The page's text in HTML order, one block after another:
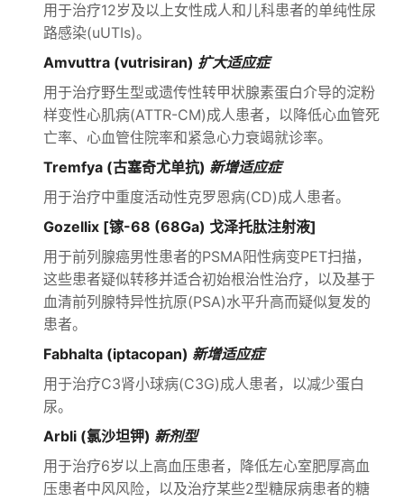
用于治疗12岁及以上女性成人和儿科患者的单纯性尿
路感染(uUTIs)。
Amvuttra (vutrisiran) 扩大适应症
用于治疗野生型或遗传性转甲状腺素蛋白介导的淀粉
样变性心肌病(ATTR-CM)成人患者，以降低心血管死
亡率、心血管住院率和紧急心力衰竭就诊率。
Tremfya (古塞奇尤单抗) 新增适应症
用于治疗中重度活动性克罗恩病(CD)成人患者。
Gozellix [镓-68 (68Ga) 戈泽托肽注射液]
用于前列腺癌男性患者的PSMA阳性病变PET扫描，
这些患者疑似转移并适合初始根治性治疗，以及基于
血清前列腺特异性抗原(PSA)水平升高而疑似复发的
患者。
Fabhalta (iptacopan) 新增适应症
用于治疗C3肾小球病(C3G)成人患者，以减少蛋白
尿。
Arbli (氯沙坦钾) 新剂型
用于治疗6岁以上高血压患者，降低左心室肥厚高血
压患者中风风险，以及治疗某些2型糖尿病患者的糖